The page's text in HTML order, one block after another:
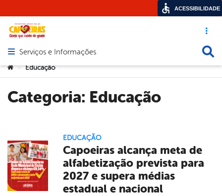
Acesso
Abrir menu principal de navegação
Serviços e Informações
Você está aqui:
> Educação
Categoria: Educação
EDUCAÇÃO
Capoeiras alcança meta de
alfabetização prevista para
2027 e supera médias
estadual e nacional
ACESSIBILIDADE